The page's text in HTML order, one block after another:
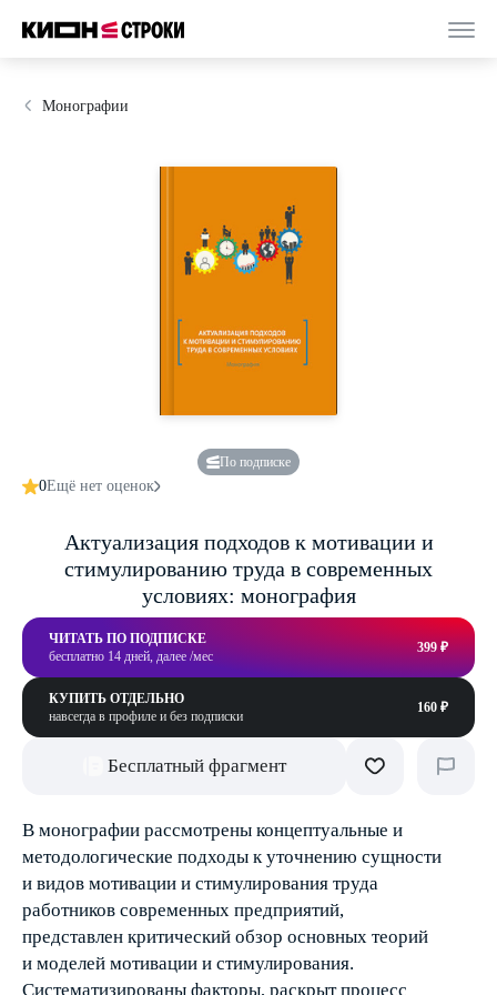
Монографии
По подписке
0Ещё нет оценок
Актуализация подходов к мотивации и
стимулированию труда в современных
условиях: монография
ЧИТАТЬ ПО ПОДПИСКЕ
бесплатно 14 дней, далее /мес
399 ₽
КУПИТЬ ОТДЕЛЬНО
навсегда в профиле и без подписки
160 ₽
Бесплатный фрагмент
В монографии рассмотрены концептуальные и
методологические подходы к уточнению сущности
и видов мотивации и стимулирования труда
работников современных предприятий,
представлен критический обзор основных теорий
и моделей мотивации и стимулирования.
Систематизированы факторы, раскрыт процесс